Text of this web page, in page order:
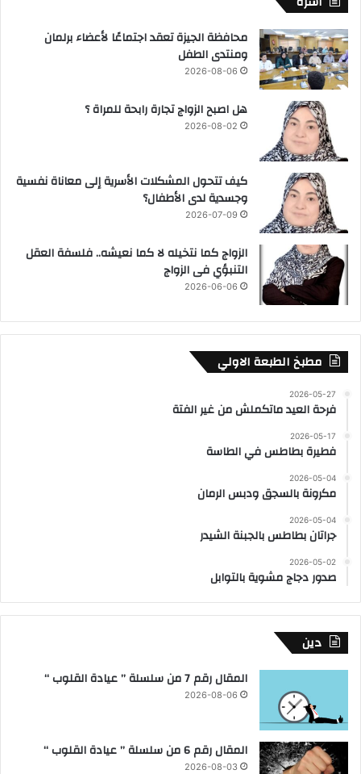
محافظة الجيزة تعقد اجتماعًا لأعضاء برلمان
ومنتدى الطفل
2026-08-06
هل اصبح الزواج تجارة رابحة للمراة ؟
2026-08-02
كيف تتحول المشكلات الأسرية إلى معاناة نفسية
وجسدية لدى الأطفال؟
2026-07-09
الزواج كما نتخيله لا كما نعيشه.. فلسفة العقل
التنبؤي فى الزواج
2026-06-06
مطبخ الطبعة الاولي
2026-05-27
فرحة العيد ماتكملش من غير الفتة
2026-05-17
فطيرة بطاطس في الطاسة
2026-05-04
مكرونة بالسجق ودبس الرمان
2026-05-04
جراتان بطاطس بالجبنة الشيدر
2026-05-02
صدور دجاج مشوية بالتوابل
دين
المقال رقم 7 من سلسلة ” عيادة القلوب “
2026-08-06
المقال رقم 6 من سلسلة ” عيادة القلوب “
2026-08-03